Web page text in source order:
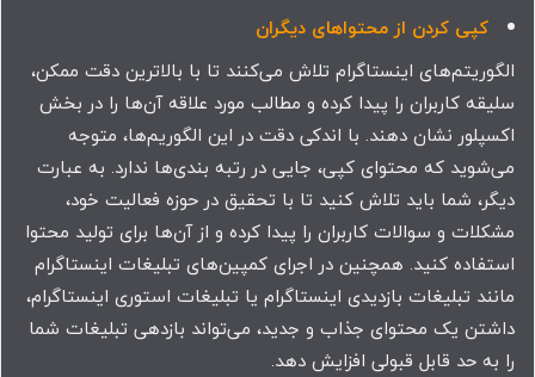
کپی کردن از محتواهای دیگران
الگوریتم‌های اینستاگرام تلاش می‌کنند تا با بالاترین دقت ممکن،
سلیقه کاربران را پیدا کرده و مطالب مورد علاقه آن‌ها را در بخش
اکسپلور نشان ‌دهند. با اندکی دقت در این الگوریم‌ها، متوجه
می‌شوید که محتوای کپی، جایی در رتبه بندی‌ها ندارد. به عبارت
دیگر، شما باید تلاش کنید تا با تحقیق در حوزه فعالیت خود،
مشکلات و سوالات کاربران را پیدا کرده و از آن‌ها برای تولید محتوا
استفاده کنید. همچنین در اجرای کمپین‌های تبلیغات اینستاگرام
مانند تبلیغات بازدیدی اینستاگرام یا تبلیغات استوری اینستاگرام،
داشتن یک محتوای جذاب و جدید، می‌تواند بازدهی تبلیغات شما
را به حد قابل قبولی افزایش دهد.